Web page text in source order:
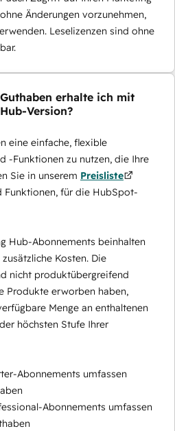
Änderungen vorzunehmen,
Leselizenzen sind ohne
erhalte ich mit
Version?
eine einfache, flexible
-Funktionen zu nutzen, die Ihre
Sie in unserem Preisliste
Funktionen, für die HubSpot-
Hub-Abonnements beinhalten
Kosten. Die
nicht produktübergreifend
Produkte erworben haben,
Menge an enthaltenen
höchsten Stufe Ihrer
Abonnements umfassen
Abonnements umfassen